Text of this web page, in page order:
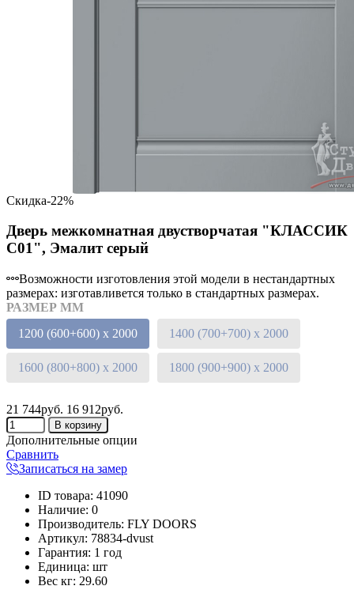
Скидка-22%
Дверь межкомнатная двустворчатая "КЛАССИК
C01", Эмалит серый
Возможности изготовления этой модели в нестандартных
размерах: изготавливется только в стандартных размерах.
РАЗМЕР ММ
1200 (600+600) х 2000
1400 (700+700) х 2000
1600 (800+800) х 2000 1800 (900+900) х 2000
21 744руб. 16 912руб.
Дополнительные опции
Сравнить
Записаться на замер
ID товара: 41090
Наличие: 0
Производитель: FLY DOORS
Артикул: 78834-dvust
Гарантия: 1 год
Единица: шт
Вес кг: 29.60